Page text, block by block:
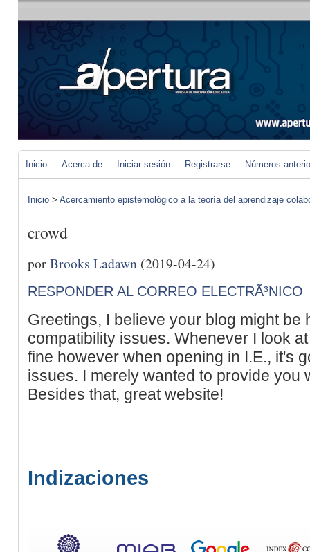
Inicio Acerca de Iniciar sesión Registrarse Números
Inicio > Acercamiento epistemológico a la teoría del aprendizaje
crowd
porBrooks Ladawn (2019-04-24)
RESPONDER AL CORREO ELECTRÃ³NICO
Greetings, I believe your blog might be
compatibility issues. Whenever I look
fine however when opening in I.E., it's
issues. I merely wanted to provide you
Besides that, great website!
Indizaciones